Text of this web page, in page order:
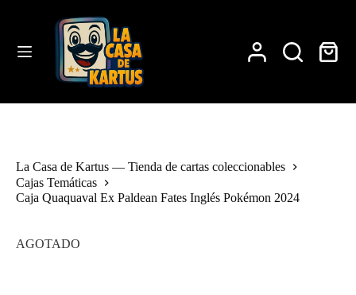
Carro
La Casa de Kartus — Tienda de cartas coleccionables
Cajas Temáticas
Caja Quaquaval Ex Paldean Fates Inglés Pokémon 2024
AGOTADO